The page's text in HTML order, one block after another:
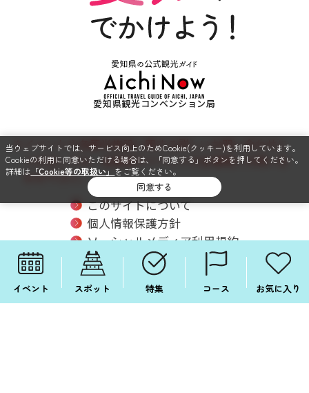
愛知県観光コンベンション局
※イベントや各観光施設に関する詳しいお問い合わせに
つきましては、各施設やイベントの主催者にお問い合
わせ下さい。
このサイトについて
個人情報保護方針
ソーシャルメディア利用規約
関連リンク
サイトマップ
イベント スポット 特集 コース お気に入り
当ウェブサイトでは、サービス向上のためCookie(クッキー)を利用しています。
Cookieの利用に同意いただける場合は、「同意する」ボタンを押してください。
詳細は 「Cookie等の取扱い」 をご覧ください。
同意する